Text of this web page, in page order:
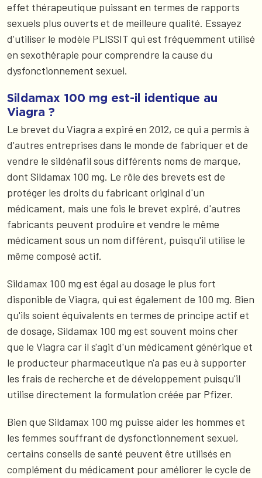
effet thérapeutique puissant en termes de rapports
sexuels plus ouverts et de meilleure qualité. Essayez
d'utiliser le modèle PLISSIT qui est fréquemment utilisé
en sexothérapie pour comprendre la cause du
dysfonctionnement sexuel.
Sildamax 100 mg est-il identique au
Viagra ?
Le brevet du Viagra a expiré en 2012, ce qui a permis à
d'autres entreprises dans le monde de fabriquer et de
vendre le sildénafil sous différents noms de marque,
dont Sildamax 100 mg. Le rôle des brevets est de
protéger les droits du fabricant original d'un
médicament, mais une fois le brevet expiré, d'autres
fabricants peuvent produire et vendre le même
médicament sous un nom différent, puisqu'il utilise le
même composé actif.
Sildamax 100 mg est égal au dosage le plus fort
disponible de Viagra, qui est également de 100 mg. Bien
qu'ils soient équivalents en termes de principe actif et
de dosage, Sildamax 100 mg est souvent moins cher
que le Viagra car il s'agit d'un médicament générique et
le producteur pharmaceutique n'a pas eu à supporter
les frais de recherche et de développement puisqu'il
utilise directement la formulation créée par Pfizer.
Bien que Sildamax 100 mg puisse aider les hommes et
les femmes souffrant de dysfonctionnement sexuel,
certains conseils de santé peuvent être utilisés en
complément du médicament pour améliorer le cycle de